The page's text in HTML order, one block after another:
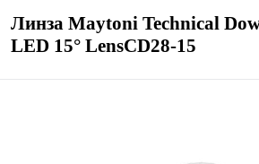
Линза Maytoni Technical
LED 15° LensCD28-15